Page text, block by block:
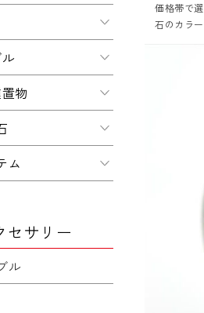
価格帯で
石のカラ
物
ム
セサリー
ル